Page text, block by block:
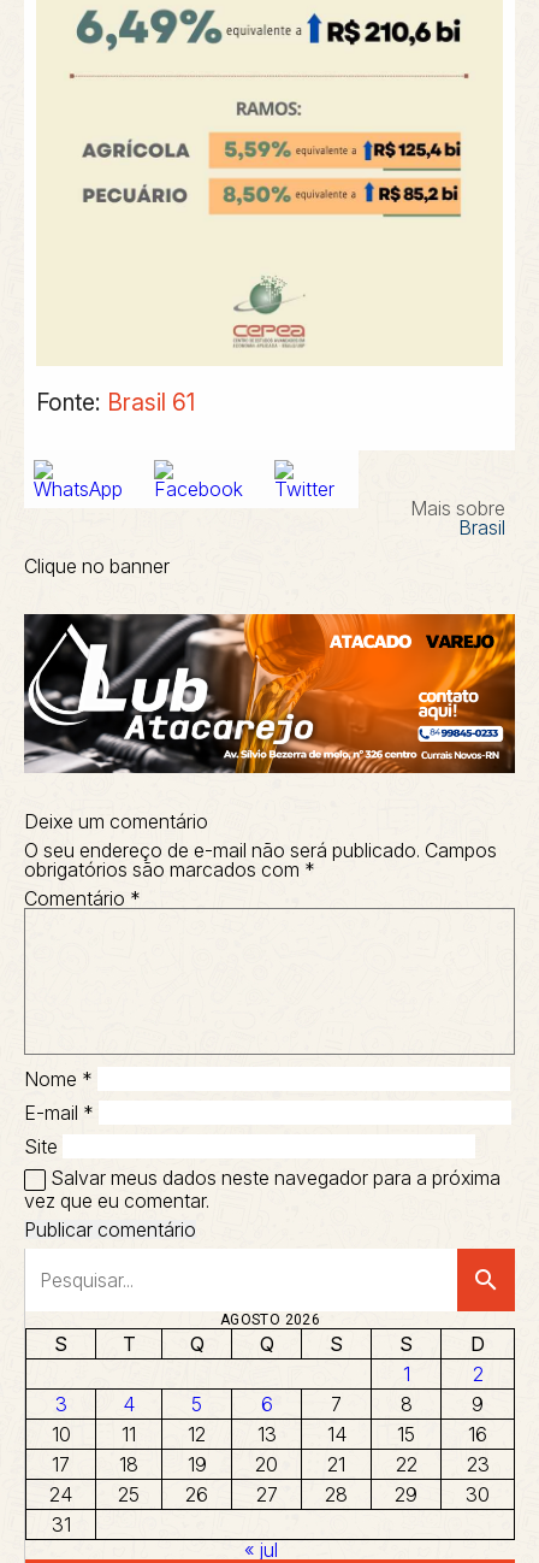
Fonte: Brasil 61
Mais sobre
Brasil
Clique no banner
Deixe um comentário
O seu endereço de e-mail não será publicado. Campos
obrigatórios são marcados com *
Comentário *
Nome *
E-mail *
Site
Salvar meus dados neste navegador para a próxima
vez que eu comentar.
search
AGOSTO 2026
S T Q Q S S
D
1
2
3
4 5 6 7 8
9
10
11 12 13 14 15
16
17
18 19 20 21 22
23
24
25 26 27 28 29
30
31
« jul